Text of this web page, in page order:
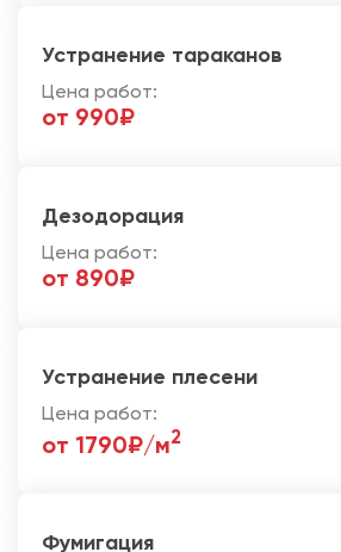
Устранение тараканов
Цена работ:
от 990₽
Дезодорация
Цена работ:
от 890₽
Устранение плесени
Цена работ:
от 1790₽/м2
Фумигация